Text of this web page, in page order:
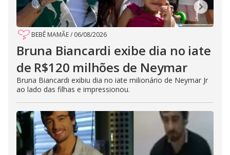
BEBÊ MAMÃE/ 06/08/2026
Bruna Biancardi exibe dia no iate
de R$120 milhões de Neymar
Bruna Biancardi exibiu dia no iate milionário de Neymar Jr
ao lado das filhas e impressionou.